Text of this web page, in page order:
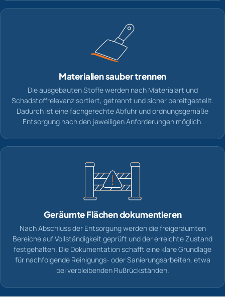
Materialien sauber trennen
Die ausgebauten Stoffe werden nach Materialart und
Schadstoffrelevanz sortiert, getrennt und sicher bereitgestellt.
Dadurch ist eine fachgerechte Abfuhr und ordnungsgemäße
Entsorgung nach den jeweiligen Anforderungen möglich.
Geräumte Flächen dokumentieren
Nach Abschluss der Entsorgung werden die freigeräumten
Bereiche auf Vollständigkeit geprüft und der erreichte Zustand
festgehalten. Die Dokumentation schafft eine klare Grundlage
für nachfolgende Reinigungs- oder Sanierungsarbeiten, etwa
bei verbleibenden Rußrückständen.